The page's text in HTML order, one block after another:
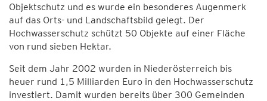
Objektschutz und es wurde ein besonderes Augenmerk
auf das Orts- und Landschaftsbild gelegt. Der
Hochwasserschutz schützt 50 Objekte auf einer Fläche
von rund sieben Hektar.
Seit dem Jahr 2002 wurden in Niederösterreich bis
heuer rund 1,5 Milliarden Euro in den Hochwasserschutz
investiert. Damit wurden bereits über 300 Gemeinden